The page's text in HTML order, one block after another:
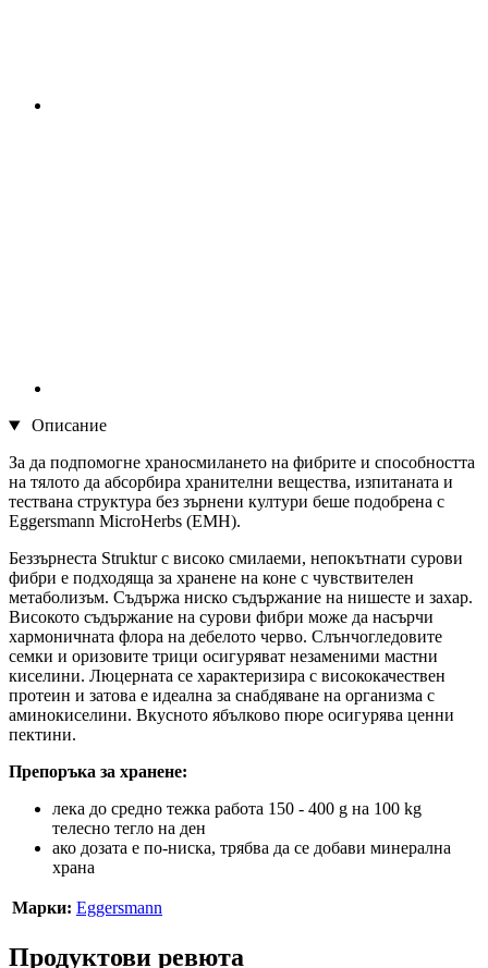
Описание
За да подпомогне храносмилането на фибрите и способността
на тялото да абсорбира хранителни вещества, изпитаната и
тествана структура без зърнени култури беше подобрена с
Eggersmann MicroHerbs (EMH).
Беззърнеста Struktur с високо смилаеми, непокътнати сурови
фибри е подходяща за хранене на коне с чувствителен
метаболизъм. Съдържа ниско съдържание на нишесте и захар.
Високото съдържание на сурови фибри може да насърчи
хармоничната флора на дебелото черво. Слънчогледовите
семки и оризовите трици осигуряват незаменими мастни
киселини. Люцерната се характеризира с висококачествен
протеин и затова е идеална за снабдяване на организма с
аминокиселини. Вкусното ябълково пюре осигурява ценни
пектини.
Препоръка за хранене:
лека до средно тежка работа 150 - 400 g на 100 kg
телесно тегло на ден
ако дозата е по-ниска, трябва да се добави минерална
храна
Марки: Eggersmann
Продуктови ревюта